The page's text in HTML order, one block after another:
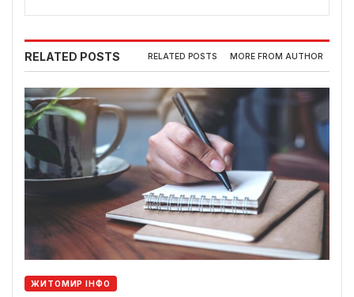
RELATED POSTS RELATED POSTS MORE FROM AUTHOR
ЖИТОМИР ІНФО